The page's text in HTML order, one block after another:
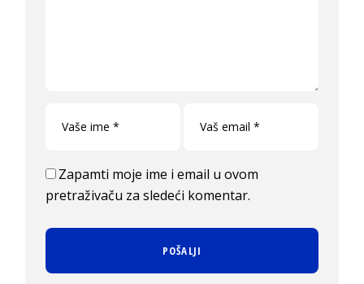
Zapamti moje ime i email u ovom
pretraživaču za sledeći komentar.